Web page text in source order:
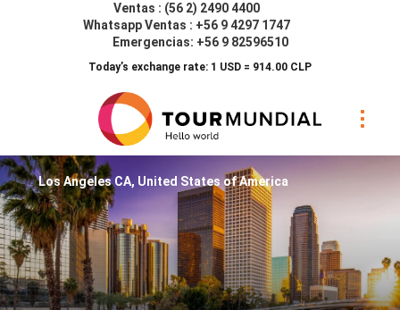
Ventas : (56 2) 2490 4400
Whatsapp Ventas : +56 9 4297 1747
Emergencias: +56 9 82596510
Today’s exchange rate: 1 USD = 914.00 CLP
Los Angeles CA, United States of America